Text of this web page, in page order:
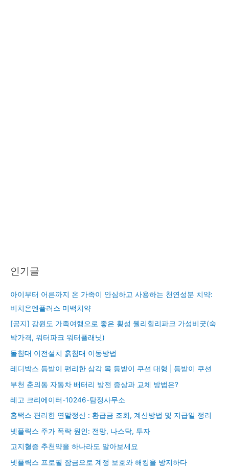
인기글
아이부터 어른까지 온 가족이 안심하고 사용하는 천연성분 치약:
비치온덴플러스 미백치약
[공지] 강원도 가족여행으로 좋은 횡성 웰리힐리파크 가성비굿(숙
박가격, 워터파크 워터플래닛)
돌침대 이전설치 흙침대 이동방법
레디박스 등받이 편리한 삼각 목 등받이 쿠션 대형 | 등받이 쿠션
부천 춘의동 자동차 배터리 방전 증상과 교체 방법은?
레고 크리에이터-10246-탐정사무소
홈택스 편리한 연말정산 : 환급금 조회, 계산방법 및 지급일 정리
넷플릭스 주가 폭락 원인: 전망, 나스닥, 투자
고지혈증 추천약을 하나라도 알아보세요
넷플릭스 프로필 잠금으로 계정 보호와 해킹을 방지하다